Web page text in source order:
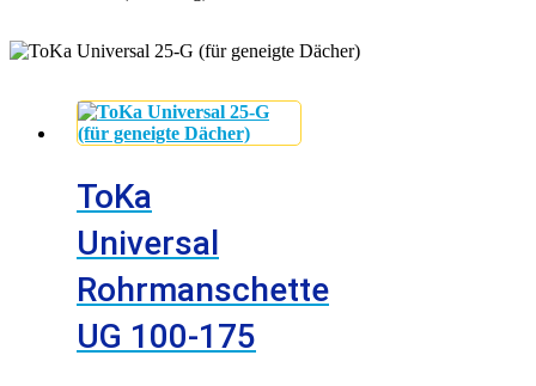
ToKa
Universal
Rohrmanschette
UG 100-175